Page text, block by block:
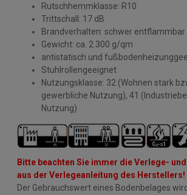
Rutschhemmklasse: R10
Trittschall: 17 dB
Brandverhalten: schwer entflammbar
Gewicht: ca. 2.300 g/qm
antistatisch und
Stuhlrollengeeignet
Nutzungsklasse: 32 (Wohnen stark
gewerbliche Nutzung), 41
Nutzung)
Bitte beachten Sie immer die Verlege-
aus der Verlegeanleitung des Herstellers!
Der Gebrauchswert eines Bodenbelages